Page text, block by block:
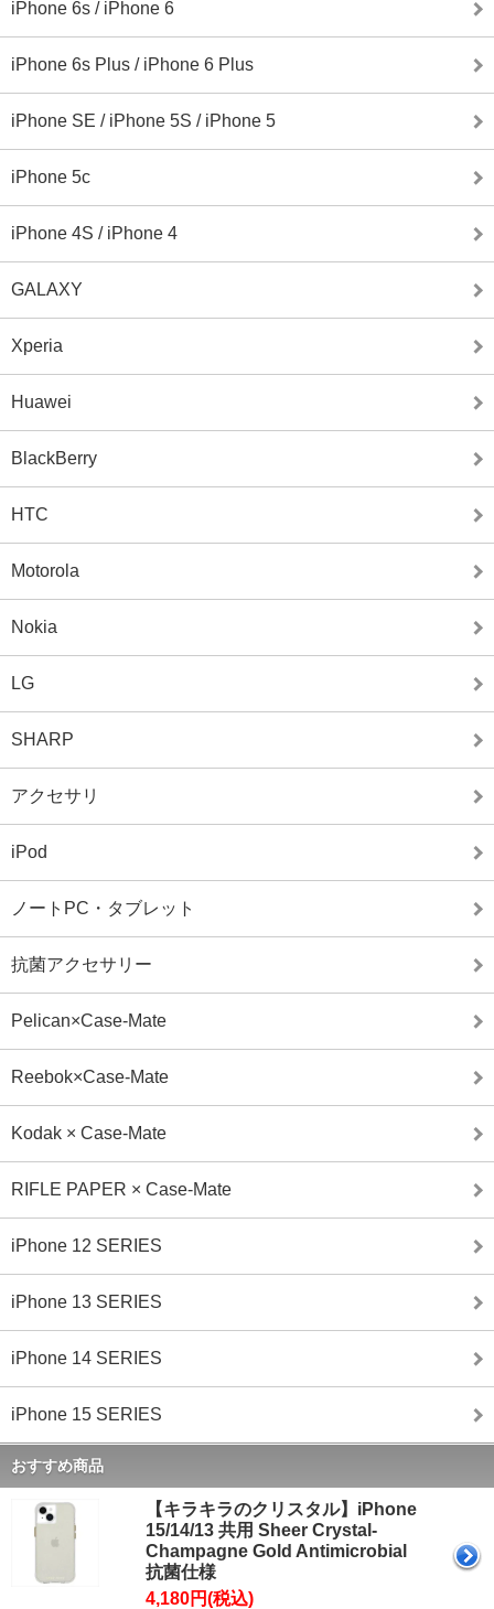
iPhone 6s / iPhone 6
iPhone 6s Plus / iPhone 6 Plus
iPhone SE / iPhone 5S / iPhone 5
iPhone 5c
iPhone 4S / iPhone 4
GALAXY
Xperia
Huawei
BlackBerry
HTC
Motorola
Nokia
LG
SHARP
アクセサリ
iPod
ノートPC・タブレット
抗菌アクセサリー
Pelican×Case-Mate
Reebok×Case-Mate
Kodak × Case-Mate
RIFLE PAPER × Case-Mate
iPhone 12 SERIES
iPhone 13 SERIES
iPhone 14 SERIES
iPhone 15 SERIES
おすすめ商品
【キラキラのクリスタル】iPhone
15/14/13 共用 Sheer Crystal-
Champagne Gold Antimicrobial
抗菌仕様
4,180円(税込)